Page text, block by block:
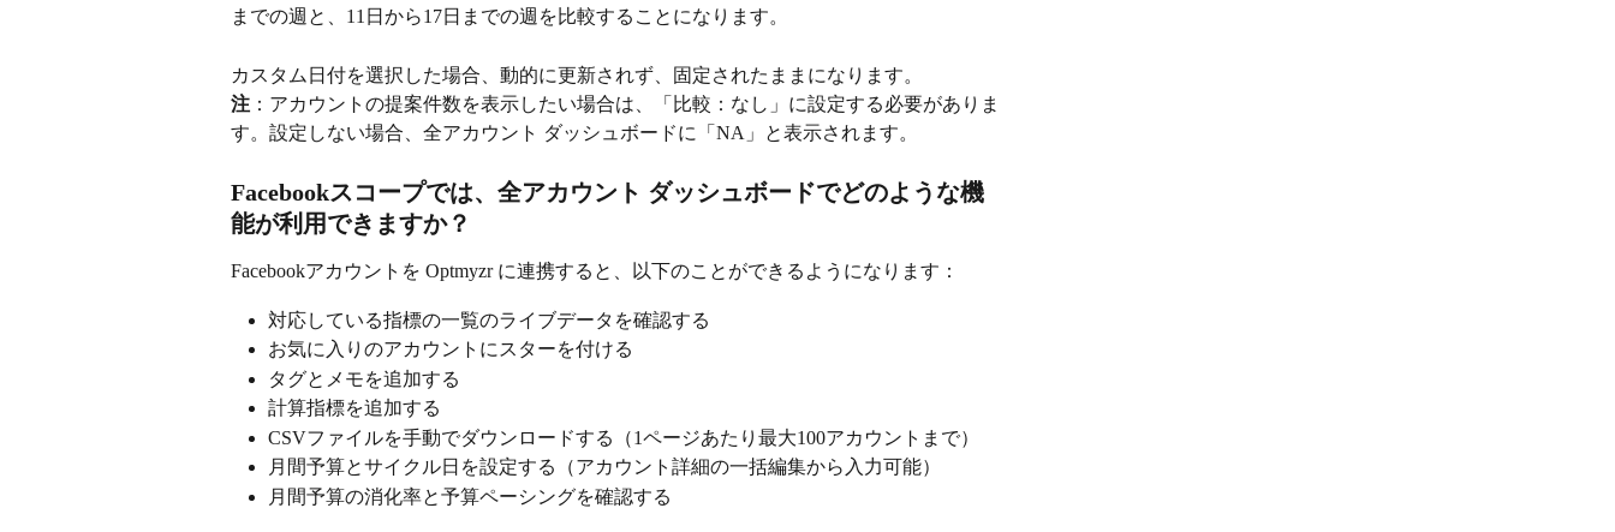
までの週と、11日から17日までの週を比較することになります。
カスタム日付を選択した場合、動的に更新されず、固定されたままになります。
注 ：アカウントの提案件数を表示したい場合は、「比較：なし」に設定する必要がありま
す。設定しない場合、全アカウント ダッシュボードに「NA」と表示されます。
Facebookスコープでは、全アカウント ダッシュボードでどのような機
能が利用できますか？
Facebookアカウントを Optmyzr に連携すると、以下のことができるようになります：
対応している指標の一覧のライブデータを確認する
お気に入りのアカウントにスターを付ける
タグとメモを追加する
計算指標を追加する
CSVファイルを手動でダウンロードする（1ページあたり最大100アカウントまで）
月間予算とサイクル日を設定する（アカウント詳細の一括編集から入力可能）
月間予算の消化率と予算ペーシングを確認する